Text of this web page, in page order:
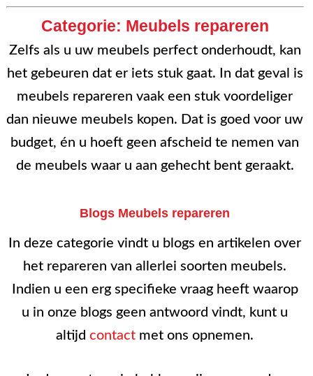
doorgezakt!”
Categorie: Meubels repareren
Zelfs als u uw meubels perfect onderhoudt, kan
het gebeuren dat er iets stuk gaat. In dat geval is
meubels repareren vaak een stuk voordeliger
dan nieuwe meubels kopen. Dat is goed voor uw
budget, én u hoeft geen afscheid te nemen van
de meubels waar u aan gehecht bent geraakt.
Blogs Meubels repareren
In deze categorie vindt u blogs en artikelen over
het repareren van allerlei soorten meubels.
Indien u een erg specifieke vraag heeft waarop
u in onze blogs geen antwoord vindt, kunt u
altijdcontact met ons opnemen.